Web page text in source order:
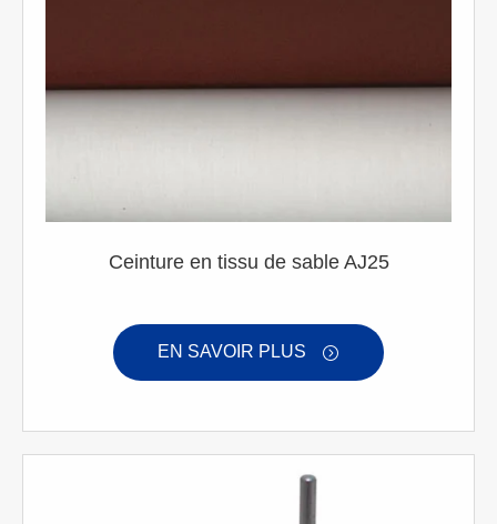
Ceinture en tissu de sable AJ25
EN SAVOIR PLUS 